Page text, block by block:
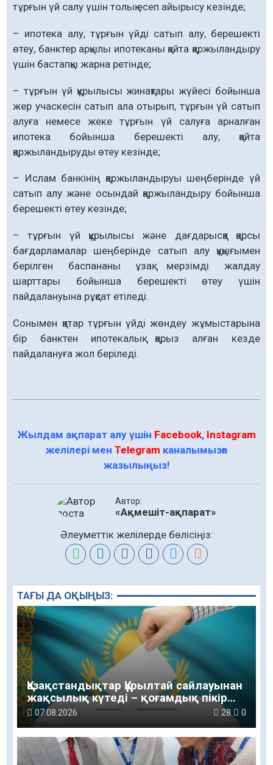
тұрғын үй салу үшін толық есеп айырысу кезінде;
– ипотека алу, тұрғын үйді сатып алу, берешекті
өтеу, банктер арқылы ипотеканы қайта қаржыландыру
үшін бастапқы жарна ретінде;
– тұрғын үй құрылысы жинақтары жүйесі бойынша
жер учаскесін сатып ала отырып, тұрғын үй сатып
алуға немесе жеке тұрғын үй салуға арналған
ипотека бойынша берешекті алу, қайта
қаржыландыруды өтеу кезінде;
– Ислам банкінің қаржыландыруы шеңберінде үй
сатып алу және осындай қаржыландыру бойынша
берешекті өтеу кезінде;
– тұрғын үй құрылысы және дағдарысқа қарсы
бағдарламалар шеңберінде сатып алу құқығымен
берілген баспананы ұзақ мерзімді жалдау
шарттары бойынша берешекті өтеу үшін
пайдалануына рұқсат етіледі.
Сонымен қатар тұрғын үйді жөндеу жұмыстарына
бір банктен ипотекалық қарыз алған кезде
пайдалануға жол беріледі.
Жылдам ақпарат алу үшін Facebook, Instagram
желілері мен Telegram каналымызға
жазылыңыз!
Автор:
«Ақмешіт-ақпарат»
Әлеуметтік желілерде бөлісіңіз:
ТАҒЫ ДА ОҚЫҢЫЗ:
Қазақстандықтар Құрылтай сайлауынан
жақсылық күтеді – қоғамдық пікір
зерттеуі
07.08.2026 28 0